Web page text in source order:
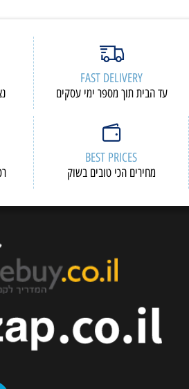
FAST DELIVERY
עד הבית תוך מספר ימי עסקים
BEST PRICES
מחירים הכי טובים בשוק